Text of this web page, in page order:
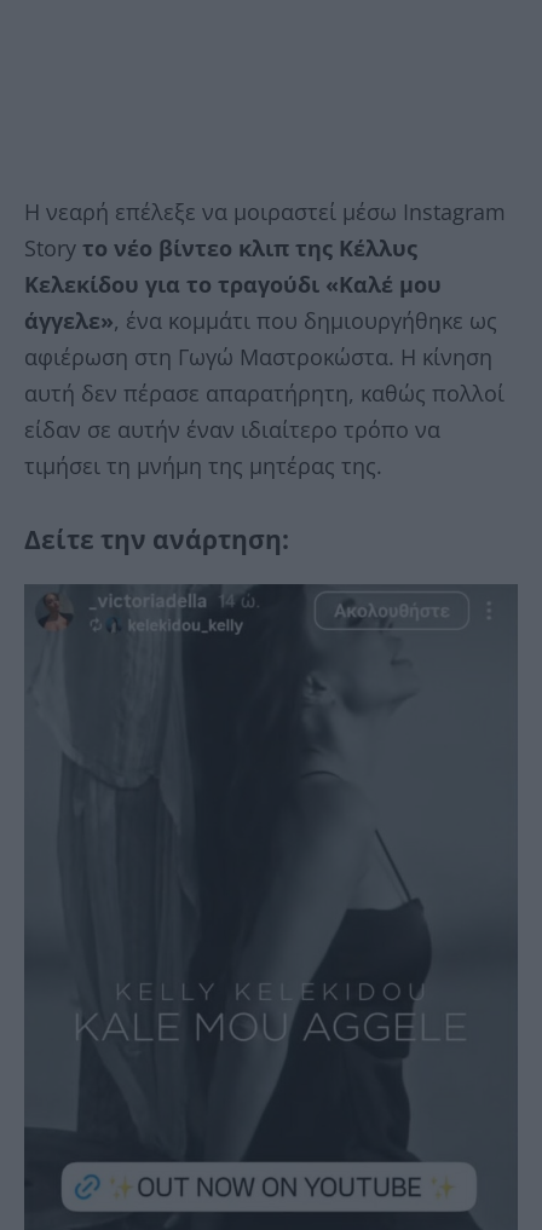
Η νεαρή επέλεξε να μοιραστεί μέσω Instagram
Story το νέο βίντεο κλιπ της Κέλλυς
Κελεκίδου για το τραγούδι «Καλέ μου
άγγελε», ένα κομμάτι που δημιουργήθηκε ως
αφιέρωση στη Γωγώ Μαστροκώστα. Η κίνηση
αυτή δεν πέρασε απαρατήρητη, καθώς πολλοί
είδαν σε αυτήν έναν ιδιαίτερο τρόπο να
τιμήσει τη μνήμη της μητέρας της.
Δείτε την ανάρτηση: